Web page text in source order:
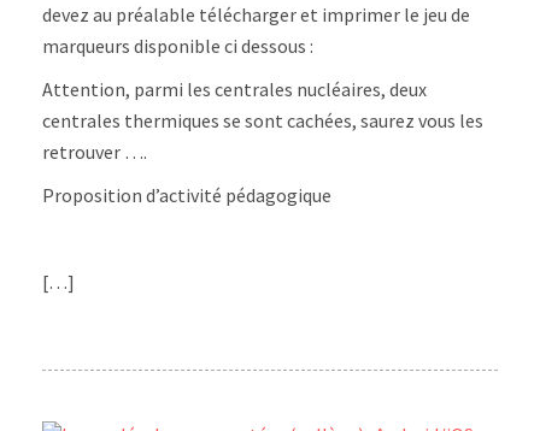
devez au préalable télécharger et imprimer le jeu de
marqueurs disponible ci dessous :
Attention, parmi les centrales nucléaires, deux
centrales thermiques se sont cachées, saurez vous les
retrouver ….
Proposition d’activité pédagogique
[…]